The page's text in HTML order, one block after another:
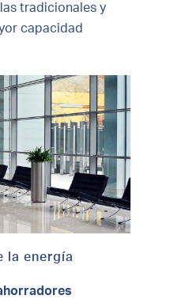
tradicionales y
capacidad
la energía